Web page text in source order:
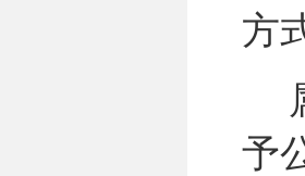
方
予